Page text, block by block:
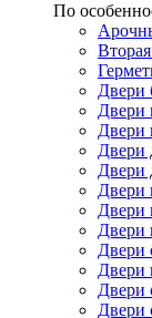
По
Двери
Двери
Двери
Двери
Двери
Двери
Двери
Двери
Двери
Двери
Двери
Двери